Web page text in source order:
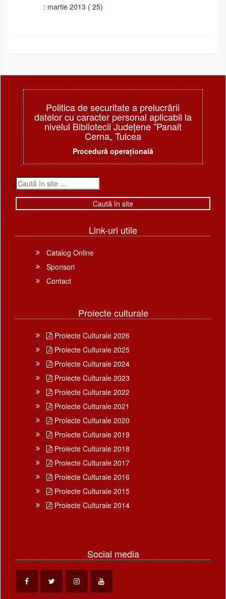
martie 2013 ( 25)
Politica de securitate a prelucrării
datelor cu caracter personal aplicabil la
nivelul Bibliotecii Judeţene ”Panait
Cerna„ Tulcea
Procedură operațională
Link-uri utile
Catalog Online
Sponsori
Contact
Proiecte culturale
Proiecte Culturale 2026
Proiecte Culturale 2025
Proiecte Culturale 2024
Proiecte Culturale 2023
Proiecte Culturale 2022
Proiecte Culturale 2021
Proiecte Culturale 2020
Proiecte Culturale 2019
Proiecte Culturale 2018
Proiecte Culturale 2017
Proiecte Culturale 2016
Proiecte Culturale 2015
Proiecte Culturale 2014
Social media